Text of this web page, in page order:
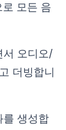
모든 음
서 오디오/
더빙합니
를 생성합